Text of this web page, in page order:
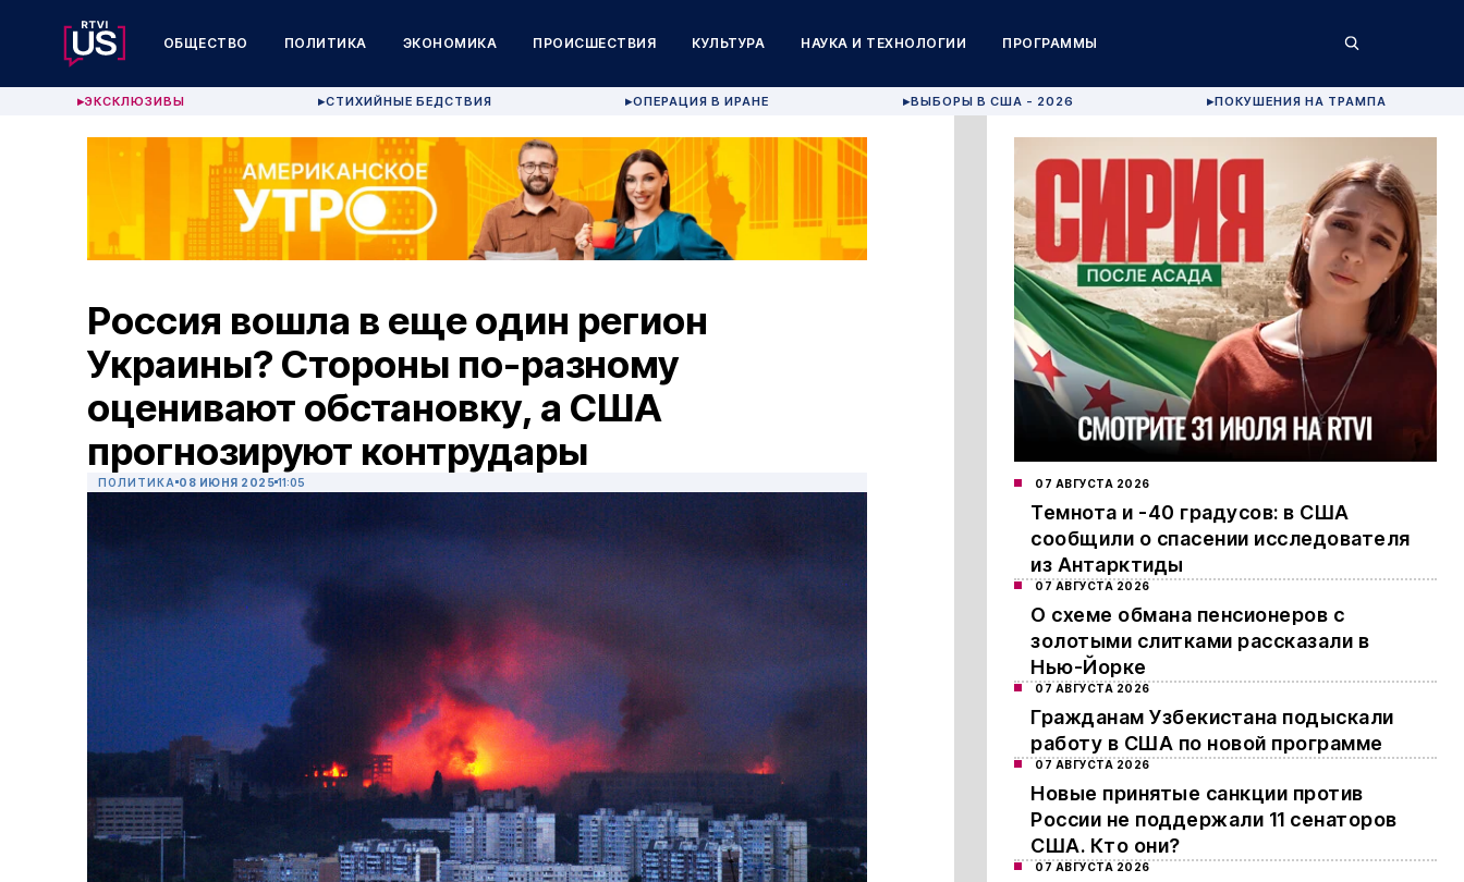
ОБЩЕСТВО ПОЛИТИКА ЭКОНОМИКА ПРОИСШЕСТВИЯ КУЛЬТУРА НАУКА И ТЕХНОЛОГИИ ПРОГРАММЫ
▶ЭКСКЛЮЗИВЫ ▶СТИХИЙНЫЕ БЕДСТВИЯ ▶ОПЕРАЦИЯ В ИРАНЕ ▶ВЫБОРЫ В США - 2026 ▶ПОКУШЕНИЯ НА ТРАМПА
Россия вошла в еще один регион
Украины? Стороны по-разному
оценивают обстановку, а США
прогнозируют контрудары
ПОЛИТИКА 08 ИЮНЯ 2025 11:05 07 АВГУСТА 2026
Темнота и -40 градусов: в США
сообщили о спасении исследователя
из Антарктиды
07 АВГУСТА 2026
О схеме обмана пенсионеров с
золотыми слитками рассказали в
Нью-Йорке
07 АВГУСТА 2026
Гражданам Узбекистана подыскали
работу в США по новой программе
07 АВГУСТА 2026
Новые принятые санкции против
России не поддержали 11 сенаторов
США. Кто они?
07 АВГУСТА 2026